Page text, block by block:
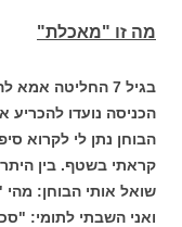
מה זו "מאכלת"
בגיל 7 החליטה
הכניסה נועדו
הבוחן נתן לי לקרוא
קראתי בשטף. בין
שואל אותי הבוחן:
ואני השבתי לתומי: